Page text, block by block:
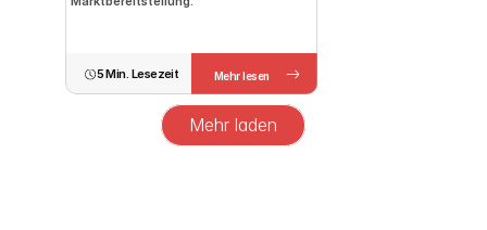
5 Min. Lesezeit Mehr lesen
Mehr laden